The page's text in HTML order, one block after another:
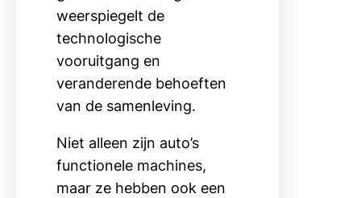
weerspiegelt de
technologische
vooruitgang en
veranderende behoeften
van de samenleving.
Niet alleen zijn auto’s
functionele machines,
maar ze hebben ook een